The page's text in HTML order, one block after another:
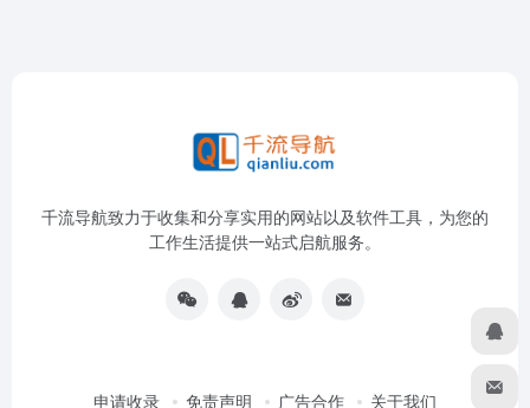
千流导航致力于收集和分享实用的网站以及软件工具，为您的
工作生活提供一站式启航服务。
申请收录 免责声明 广告合作 关于我们